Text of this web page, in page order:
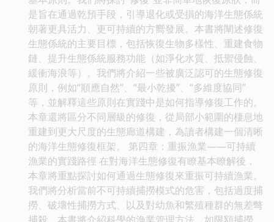
是旨在通過乾預手段，引導退化或受損的海洋生態係統
朝著更具活力、更可持續的方嚮發展。本書將闡述修復
生態係統的主要目標，包括恢復生物多樣性、重建食物
鏈、提升生態係統服務功能（如淨化水質、抵禦侵蝕、
緩衝海浪等）。我們將介紹一些被廣泛認可的生態修復
原則，例如“順應自然”、“最小乾擾”、“多維度協同”
等，並解釋這些原則在實踐中是如何指導修復工作的。
本章還將區分不同層級的修復，從局部小範圍的棲息地
重建到更大尺度的生態廊道構建，為讀者構建一個清晰
的海洋生態修復框架。 第四章：重振漁業——可持續
漁業的實踐路徑 在對海洋生態修復有瞭基本瞭解後，
本章將重點探討如何通過生態修復來重振可持續漁業。
我們將分析當前不可持續捕撈模式的危害，包括過度捕
撈、破壞性捕撈方式、以及對幼魚和繁殖種群的無差彆